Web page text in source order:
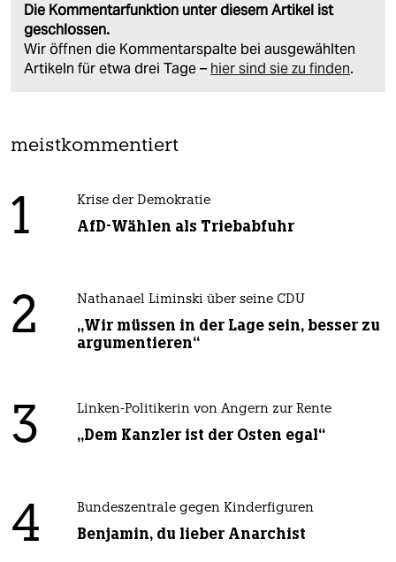
Die Kommentarfunktion unter diesem Artikel ist
geschlossen.
Wir öffnen die Kommentarspalte bei ausgewählten
Artikeln für etwa drei Tage – hier sind sie zu finden.
meistkommentiert
1 Krise der Demokratie
AfD-Wählen als Triebabfuhr
2 Nathanael Liminski über seine CDU
„Wir müssen in der Lage sein, besser zu
argumentieren“
3 Linken-Politikerin von Angern zur Rente
„Dem Kanzler ist der Osten egal“
4 Bundeszentrale gegen Kinderfiguren
Benjamin, du lieber Anarchist